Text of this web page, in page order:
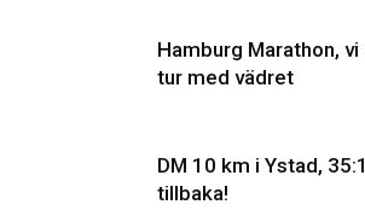
Hamburg Marathon,
tur med vädret
DM 10 km i Ystad,
tillbaka!